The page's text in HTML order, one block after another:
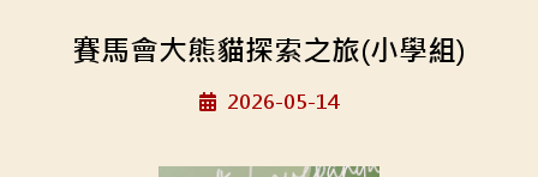
賽馬會大熊貓探索之旅(小學組)
2026-05-14